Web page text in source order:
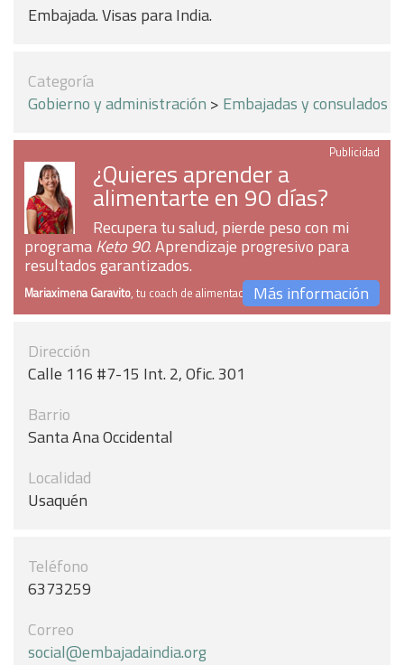
Embajada. Visas para India.
Categoría
Gobierno y administración > Embajadas y consulados
Publicidad
¿Quieres aprender a
alimentarte en 90 días?
Recupera tu salud, pierde peso con mi
programaKeto 90. Aprendizaje progresivo para
resultados garantizados.
Mariaximena Garavito, tu coach de alimentaciónMás información
Dirección
Calle 116 #7-15 Int. 2, Ofic. 301
Barrio
Santa Ana Occidental
Localidad
Usaquén
Teléfono
6373259
Correo
social@embajadaindia.org